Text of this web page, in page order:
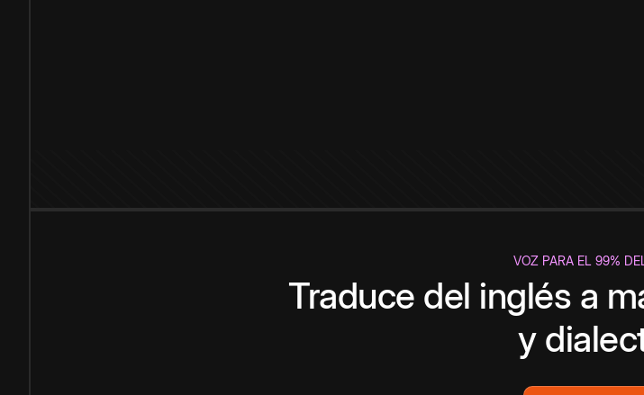
VOZ PARA EL 99%
Traduce del inglés a
y